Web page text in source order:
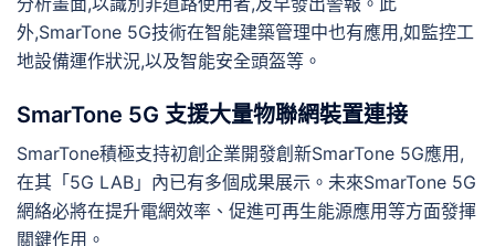
外,SmarTone 5G技術在智能建築管理中也有應用,如監控工
地設備運作狀況,以及智能安全頭盔等。
SmarTone 5G 支援大量物聯網裝置連接
SmarTone積極支持初創企業開發創新SmarTone 5G應用,
在其「5G LAB」內已有多個成果展示。未來SmarTone 5G
網絡必將在提升電網效率、促進可再生能源應用等方面發揮
關鍵作用。